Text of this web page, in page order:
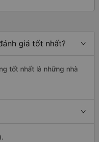
giá tốt nhất?
tốt nhất là những nhà